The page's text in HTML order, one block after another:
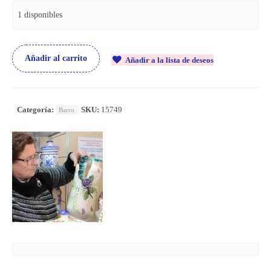
1 disponibles
Añadir al carrito Añadir a la lista de deseos
Categoría: Barro SKU: 15749